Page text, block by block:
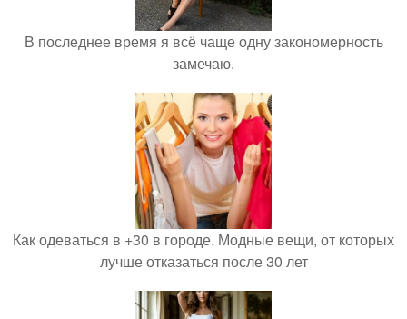
В последнее время я всё чаще одну закономерность
замечаю.
Как одеваться в +30 в городе. Модные вещи, от которых
лучше отказаться после 30 лет